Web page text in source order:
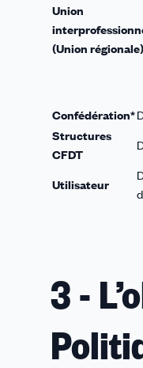
Union
(Union
Confédération*
Structures
CFDT
Utilisateur
3 -